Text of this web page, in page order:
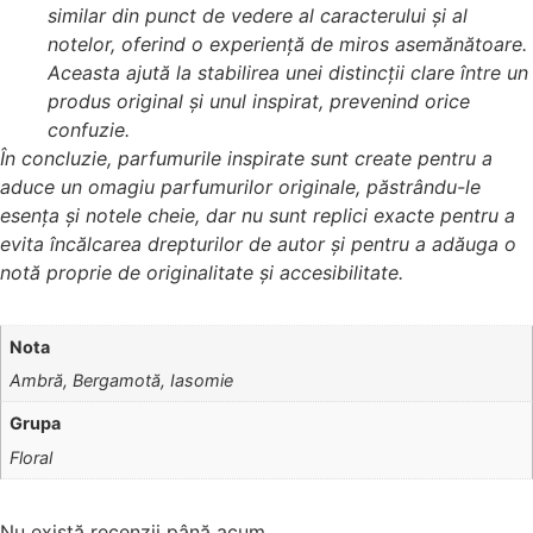
similar din punct de vedere al caracterului și al
notelor, oferind o experiență de miros asemănătoare.
Aceasta ajută la stabilirea unei distincții clare între un
produs original și unul inspirat, prevenind orice
confuzie.
În concluzie, parfumurile inspirate sunt create pentru a
aduce un omagiu parfumurilor originale, păstrându-le
esența și notele cheie, dar nu sunt replici exacte pentru a
evita încălcarea drepturilor de autor și pentru a adăuga o
notă proprie de originalitate și accesibilitate.
Nota
Ambră, Bergamotă, Iasomie
Grupa
Floral